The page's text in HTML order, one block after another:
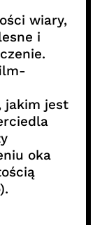
wiary,
i
jakim jest
oka